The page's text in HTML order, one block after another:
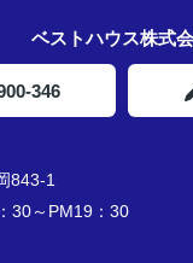
ベストハウス株式
346
843-1
30～PM19：30